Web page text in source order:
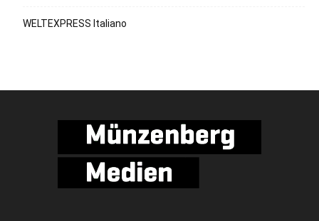
WELTEXPRESS Italiano